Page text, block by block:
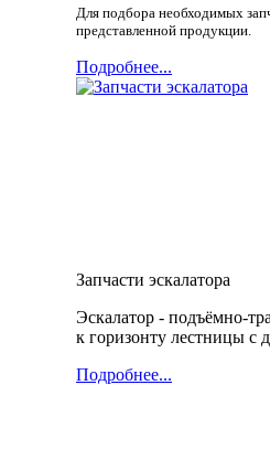
Для подбора необходимых
представленной продукции.
Подробнее...
Запчасти эскалатора
Эскалатор - подъёмно-
к горизонту лестницы с
Подробнее...